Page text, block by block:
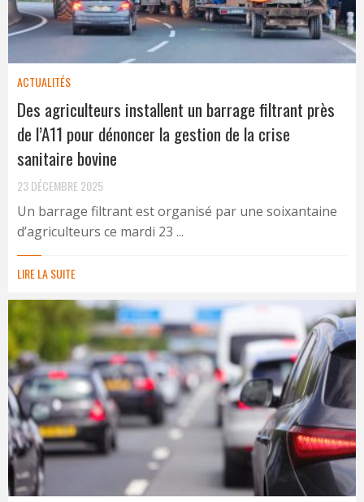
ACTUALITÉS
Des agriculteurs installent un barrage filtrant près
de l’A11 pour dénoncer la gestion de la crise
sanitaire bovine
23 DÉCEMBRE 2025
Un barrage filtrant est organisé par une soixantaine
d’agriculteurs ce mardi 23 ...
LIRE LA SUITE